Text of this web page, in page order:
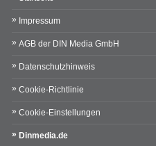
Impressum
AGB der DIN Media GmbH
Datenschutzhinweis
Cookie-Richtlinie
Cookie-Einstellungen
Dinmedia.de